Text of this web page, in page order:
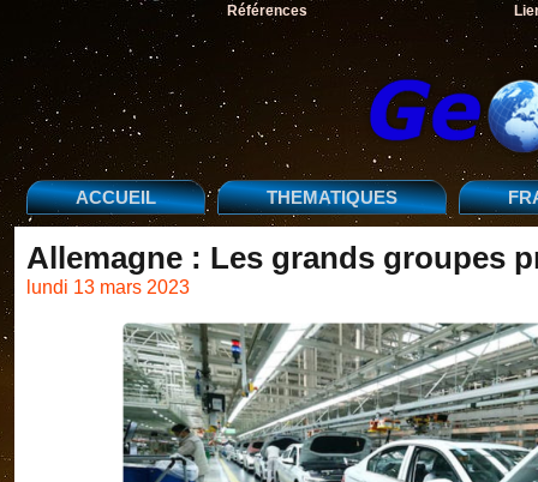
Références
ACCUEIL THEMATIQUES
Allemagne : Les grands groupes
lundi 13 mars 2023